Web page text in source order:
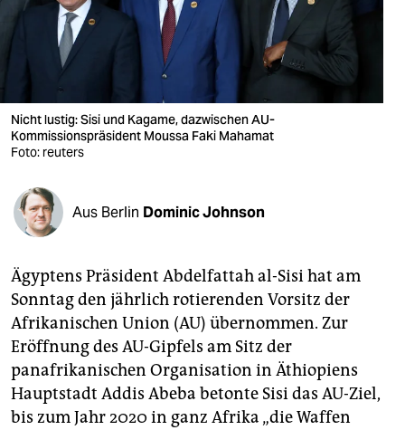
wahrheit
verlag
verlag
veranstaltungen
fragen & hilfe
abo
genossenschaft
epaper login
Nicht lustig: Sisi und Kagame, dazwischen AU-
Kommissionspräsident Moussa Faki Mahamat
Foto: reuters
Aus Berlin Dominic Johnson
Ägyptens Präsident Abdelfattah al-Sisi hat am
Sonntag den jährlich rotierenden Vorsitz der
Afrikanischen Union (AU) übernommen. Zur
Eröffnung des AU-Gipfels am Sitz der
panafrikanischen Organisation in Äthio­piens
Hauptstadt Addis Abeba betonte Sisi das AU-Ziel,
bis zum Jahr 2020 in ganz Afrika „die Waffen